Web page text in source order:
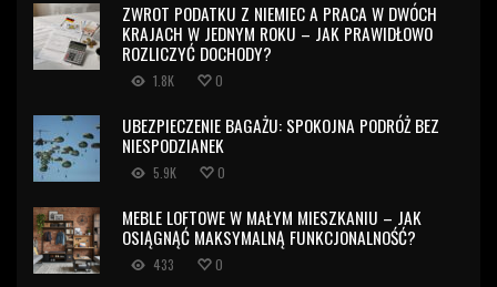
ZWROT PODATKU Z NIEMIEC A PRACA W DWÓCH
KRAJACH W JEDNYM ROKU – JAK PRAWIDŁOWO
ROZLICZYĆ DOCHODY?
1.8K 0
UBEZPIECZENIE BAGAŻU: SPOKOJNA PODRÓŻ BEZ
NIESPODZIANEK
5.9K 0
MEBLE LOFTOWE W MAŁYM MIESZKANIU – JAK
OSIĄGNĄĆ MAKSYMALNĄ FUNKCJONALNOŚĆ?
433 0